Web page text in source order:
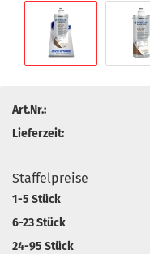
Art.Nr.:
Lieferzeit:
Staffelpreise
1-5 Stück
6-23 Stück
24-95 Stück